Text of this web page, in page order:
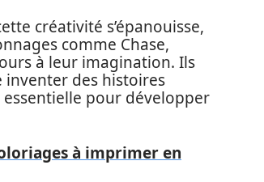
créativité s’épanouisse,
comme Chase,
à leur imagination. Ils
inventer des histoires
pour développer
à imprimer en